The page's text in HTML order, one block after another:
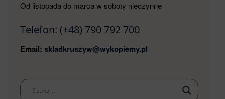
Od listopada do marca w soboty nieczynne
Telefon: (+48) 790 792 700
Email: skladkruszyw@wykopiemy.pl